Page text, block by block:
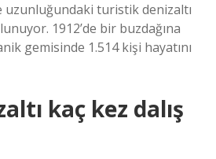
uzunluğundaki turistik denizaltı
1912’de bir buzdağına
gemisinde 1.514 kişi hayatını
kaç kez dalış